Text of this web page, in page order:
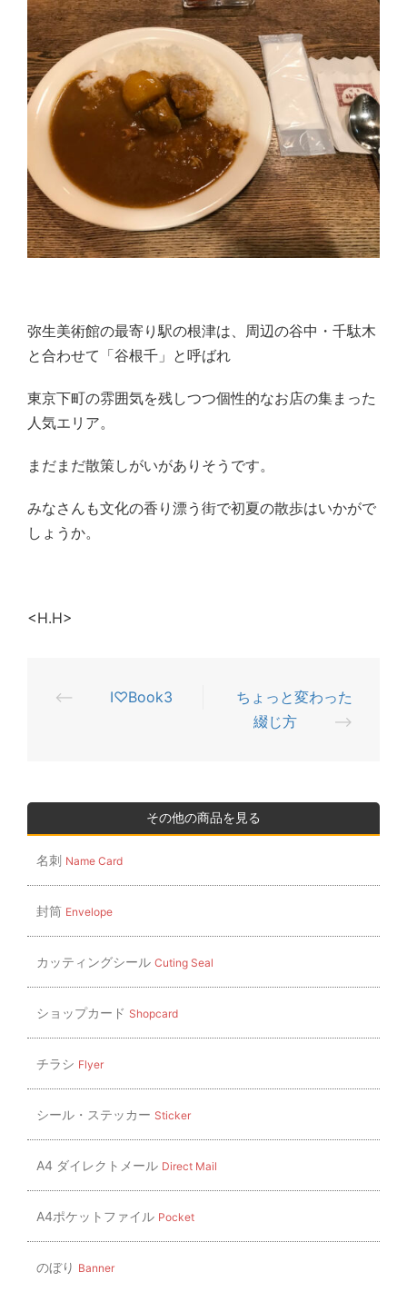
弥生美術館の最寄り駅の根津は、周辺の谷中・千駄木
と合わせて「谷根千」と呼ばれ
東京下町の雰囲気を残しつつ個性的なお店の集まった
人気エリア。
まだまだ散策しがいがありそうです。
みなさんも文化の香り漂う街で初夏の散歩はいかがで
しょうか。
<H.H>
投
ー
シ
ョ
ン
⟵ I♡Book3
ちょっと変わった
綴じ方
⟶
その他の商品を見る
名刺 Name Card
封筒 Envelope
カッティングシール Cuting Seal
ショップカード Shopcard
チラシ Flyer
シール・ステッカー Sticker
A4 ダイレクトメール Direct Mail
A4ポケットファイル Pocket
のぼり Banner